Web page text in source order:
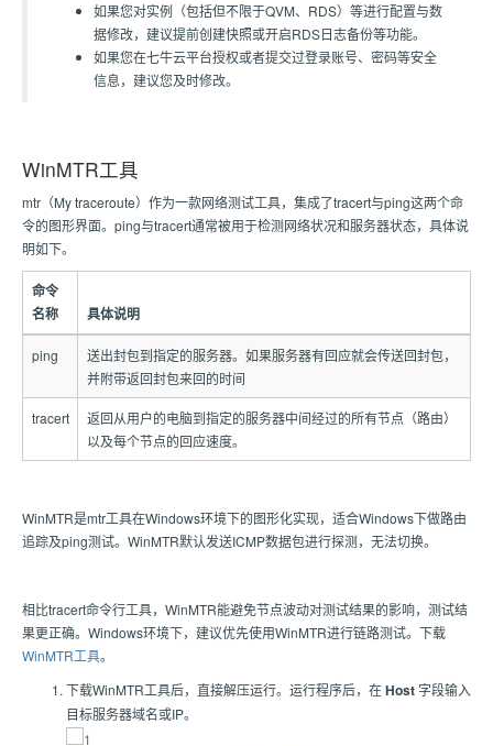
如果您对实例（包括但不限于QVM、RDS）等进行配置与数
据修改，建议提前创建快照或开启RDS日志备份等功能。
如果您在七牛云平台授权或者提交过登录账号、密码等安全
信息，建议您及时修改。
WinMTR工具
mtr（My traceroute）作为一款网络测试工具，集成了tracert与ping这两个命
令的图形界面。ping与tracert通常被用于检测网络状况和服务器状态，具体说
明如下。
命令
名称
具体说明
ping
送出封包到指定的服务器。如果服务器有回应就会传送回封包，
并附带返回封包来回的时间
tracert
返回从用户的电脑到指定的服务器中间经过的所有节点（路由）
以及每个节点的回应速度。
WinMTR是mtr工具在Windows环境下的图形化实现，适合Windows下做路由
追踪及ping测试。WinMTR默认发送ICMP数据包进行探测，无法切换。
相比tracert命令行工具，WinMTR能避免节点波动对测试结果的影响，测试结
果更正确。Windows环境下，建议优先使用WinMTR进行链路测试。下载
WinMTR工具。
下载WinMTR工具后，直接解压运行。运行程序后，在Host字段输入
目标服务器域名或IP。